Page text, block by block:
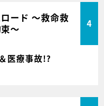
ード ～救命救
～
4
医療事故!?